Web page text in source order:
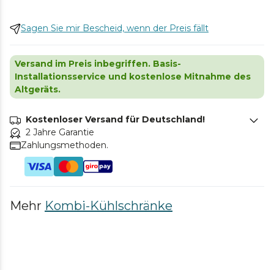
Sagen Sie mir Bescheid, wenn der Preis fällt
Versand im Preis inbegriffen. Basis-
Installationsservice und kostenlose Mitnahme des
Altgeräts.
Kostenloser Versand für Deutschland!
2 Jahre Garantie
Zahlungsmethoden.
Mehr Kombi-Kühlschränke